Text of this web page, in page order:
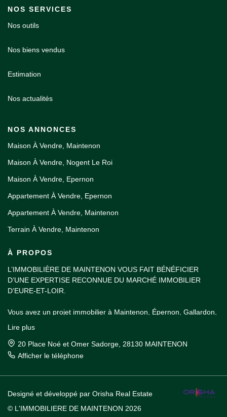
NOS SERVICES
Nos outils
Nos biens vendus
Estimation
Nos actualités
NOS ANNONCES
Maison À Vendre, Maintenon
Maison À Vendre, Nogent Le Roi
Maison À Vendre, Epernon
Appartement À Vendre, Epernon
Appartement À Vendre, Maintenon
Terrain À Vendre, Maintenon
À PROPOS
L’IMMOBILIÈRE DE MAINTENON VOUS FAIT BÉNÉFICIER
D’UNE EXPERTISE RECONNUE DU MARCHÉ IMMOBILIER
D’EURE-ET-LOIR.
Vous avez un projet immobilier à Maintenon, Épernon, Gallardon,
Rambouillet ? Venez découvrir notre sélection d’annonces en
vitrine dans notre agence du centre-ville de Maintenon.
journée pour vous aider à choisir le bien idéal pour votre projet de
vie. Que vous souhaitiez acheter une résidence principale ou
secondaire, louer un appartement familial, un studio meublé ou
faire l’acquisition d’une boutique, nous vous garantissons un
Lire plus
20 Place Noé et Omer Sadorge, 28130 MAINTENON
Afficher le téléphone
Designé et développé par Orisha Real Estate
© L'IMMOBILIERE DE MAINTENON 2026